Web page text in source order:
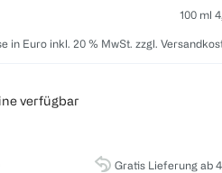
100 ml
in Euro inkl. 20 % MwSt. zzgl.
verfügbar
Gratis Lieferung ab